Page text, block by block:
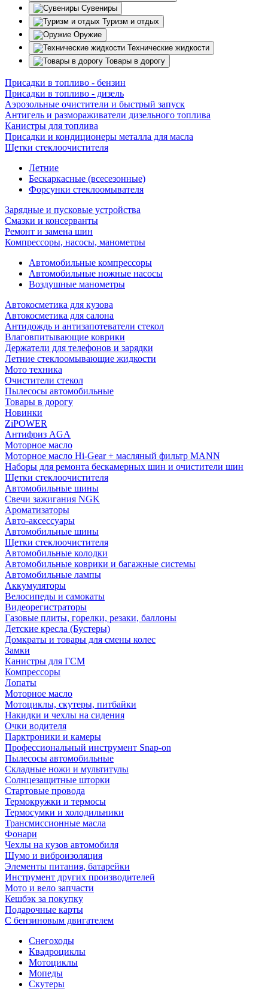
Сувениры
Туризм и отдых
Оружие
Технические жидкости
Товары в дорогу
Присадки в топливо - бензин
Присадки в топливо - дизель
Аэрозольные очистители и быстрый запуск
Антигель и размораживатели дизельного топлива
Канистры для топлива
Присадки и кондиционеры металла для масла
Щетки стеклоочистителя
Летние
Бескаркасные (всесезонные)
Форсунки стеклоомывателя
Зарядные и пусковые устройства
Смазки и консерванты
Ремонт и замена шин
Компрессоры, насосы, манометры
Автомобильные компрессоры
Автомобильные ножные насосы
Воздушные манометры
Автокосметика для кузова
Автокосметика для салона
Антидождь и антизапотеватели стекол
Влаговпитывающие коврики
Держатели для телефонов и зарядки
Летние стеклоомывающие жидкости
Мото техника
Очистители стекол
Пылесосы автомобильные
Товары в дорогу
Новинки
ZiPOWER
Антифриз AGA
Моторное масло
Моторное масло Hi-Gear + масляный фильтр MANN
Наборы для ремонта бескамерных шин и очистители шин
Щетки стеклоочистителя
Автомобильные шины
Свечи зажигания NGK
Ароматизаторы
Авто-аксессуары
Автомобильные шины
Щетки стеклоочистителя
Автомобильные колодки
Автомобильные коврики и багажные системы
Автомобильные лампы
Аккумуляторы
Велосипеды и самокаты
Видеорегистраторы
Газовые плиты, горелки, резаки, баллоны
Детские кресла (Бустеры)
Домкраты и товары для смены колес
Замки
Канистры для ГСМ
Компрессоры
Лопаты
Моторное масло
Мотоциклы, скутеры, питбайки
Накидки и чехлы на сидения
Очки водителя
Парктроники и камеры
Профессиональный инструмент Snap-on
Пылесосы автомобильные
Складные ножи и мультитулы
Солнцезащитные шторки
Стартовые провода
Термокружки и термосы
Термосумки и холодильники
Трансмиссионные масла
Фонари
Чехлы на кузов автомобиля
Шумо и виброизоляция
Элементы питания, батарейки
Инструмент других производителей
Мото и вело запчасти
Кешбэк за покупку
Подарочные карты
С бензиновым двигателем
Снегоходы
Квадроциклы
Мотоциклы
Мопеды
Скутеры